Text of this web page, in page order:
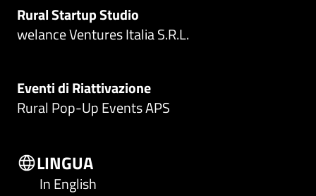
Rural Startup Studio
welance Ventures Italia S.R.L.
Eventi di Riattivazione
Rural Pop-Up Events APS
LINGUA
In English